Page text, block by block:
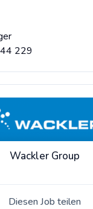
229
Wackler Group
Diesen Job teilen